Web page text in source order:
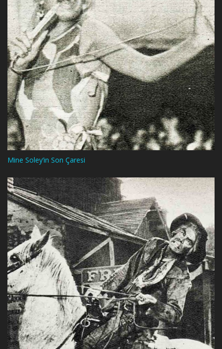
Mine Soley’in Son Çaresi